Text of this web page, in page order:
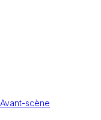
Avant-scène